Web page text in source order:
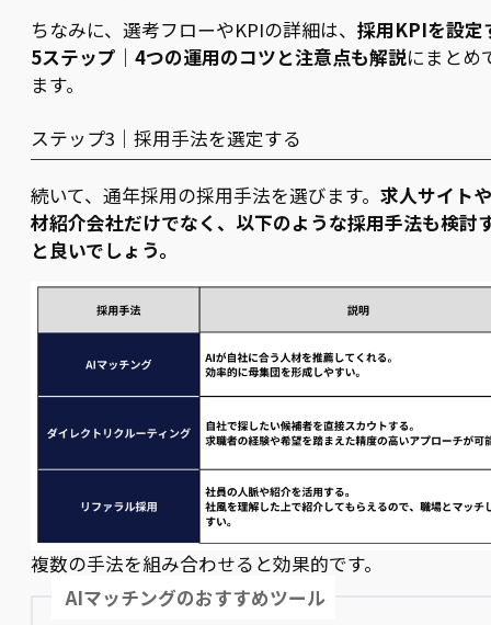
ちなみに、選考フローやKPIの詳細は、 採用KPIを設定
5ステップ｜4つの運用のコツと注意点も解説にまとめ
ます。
ステップ3｜採用手法を選定する
続いて、通年採用の採用手法を選びます。 求人サイト
材紹介会社だけでなく、以下のような採用手法も検討
と良いでしょう。
複数の手法を組み合わせると効果的です。
AIマッチングのおすすめツール